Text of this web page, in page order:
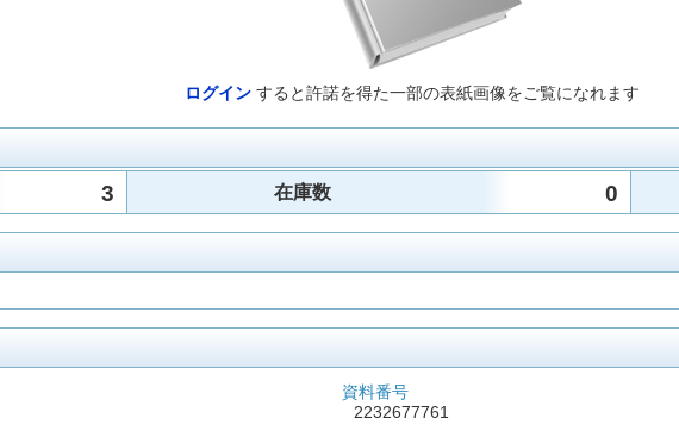
ログイン すると許諾を得た一部の表紙画像をご覧になれます
3 在庫数 0
資料番号
2232677761